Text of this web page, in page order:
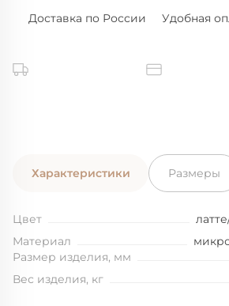
Доставка по России Удобная
Характеристики Размеры
Цвет
Материал
Размер изделия, мм
Вес изделия, кг